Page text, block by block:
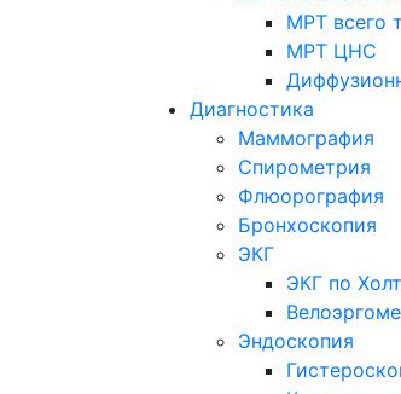
МРТ всего
МРТ ЦНС
Диагностика
Маммография
Спирометрия
Флюорография
Бронхоскопия
ЭКГ
ЭКГ по
Эндоскопия